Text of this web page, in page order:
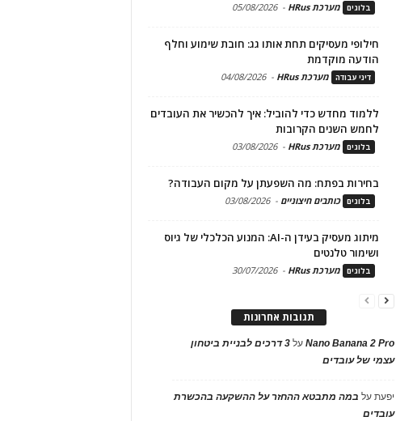
בלוגים מערכת HRus -
05/08/2026
חילופי מעסיקים תחת אותו גג: חובת שימוע וחלף
הודעה מוקדמת
דיני עבודה מערכת HRus -
04/08/2026
ללמוד מחדש כדי להוביל: איך להכשיר את העובדים
לחמש השנים הקרובות
בלוגים מערכת HRus -
03/08/2026
בחירות בפתח: מה השפעתן על מקום העבודה?
בלוגים כותבים חיצוניים -
03/08/2026
מיתוג מעסיק בעידן ה-AI: המנוע הכלכלי של גיוס
ושימור טלנטים
בלוגים מערכת HRus -
30/07/2026
תגובות אחרונות
Nano Banana 2 Proעל
3 דרכים לבניית ביטחון
עצמי של עובדים
יפעתעל במה מתבטא ההחזר על ההשקעה בהכשרת
עובדים